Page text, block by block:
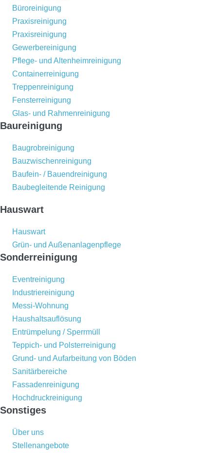
Büroreinigung
Praxisreinigung
Praxisreinigung
Gewerbereinigung
Pflege- und Altenheimreinigung
Containerreinigung
Treppenreinigung
Fensterreinigung
Glas- und Rahmenreinigung
Baureinigung
Baugrobreinigung
Bauzwischenreinigung
Baufein- / Bauendreinigung
Baubegleitende Reinigung
Hauswart
Hauswart
Grün- und Außenanlagenpflege
Sonderreinigung
Eventreinigung
Industriereinigung
Messi-Wohnung
Haushaltsauflösung
Entrümpelung / Sperrmüll
Teppich- und Polsterreinigung
Grund- und Aufarbeitung von Böden
Sanitärbereiche
Fassadenreinigung
Hochdruckreinigung
Sonstiges
Über uns
Stellenangebote